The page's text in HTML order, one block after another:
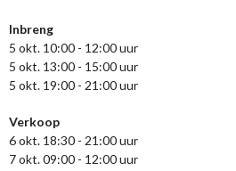
Inbreng
5 okt. 10:00 - 12:00 uur
5 okt. 13:00 - 15:00 uur
5 okt. 19:00 - 21:00 uur
Verkoop
6 okt. 18:30 - 21:00 uur
7 okt. 09:00 - 12:00 uur